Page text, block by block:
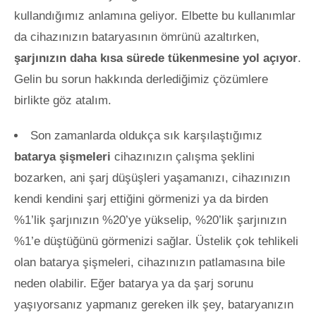
kullandığımız anlamına geliyor. Elbette bu kullanımlar
da cihazınızın bataryasının ömrünü azaltırken,
şarjınızın daha kısa sürede tükenmesine yol açıyor.
Gelin bu sorun hakkında derlediğimiz çözümlere
birlikte göz atalım.
Son zamanlarda oldukça sık karşılaştığımız
batarya şişmeleri cihazınızın çalışma şeklini
bozarken, ani şarj düşüşleri yaşamanızı, cihazınızın
kendi kendini şarj ettiğini görmenizi ya da birden
%1’lik şarjınızın %20’ye yükselip, %20’lik şarjınızın
%1’e düştüğünü görmenizi sağlar. Üstelik çok tehlikeli
olan batarya şişmeleri, cihazınızın patlamasına bile
neden olabilir. Eğer batarya ya da şarj sorunu
yaşıyorsanız yapmanız gereken ilk şey, bataryanızın